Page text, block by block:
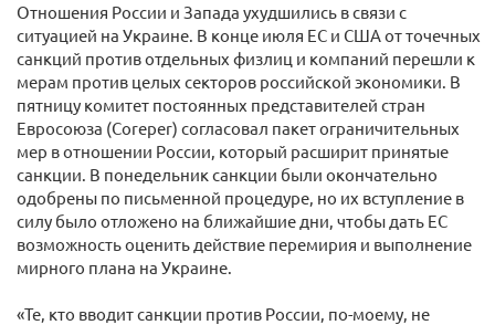
Отношения России и Запада ухудшились в связи с
ситуацией на Украине. В конце июля ЕС и США от точечных
санкций против отдельных физлиц и компаний перешли к
мерам против целых секторов российской экономики. В
пятницу комитет постоянных представителей стран
Евросоюза (Coreper) согласовал пакет ограничительных
мер в отношении России, который расширит принятые
санкции. В понедельник санкции были окончательно
одобрены по письменной процедуре, но их вступление в
силу было отложено на ближайшие дни, чтобы дать ЕС
возможность оценить действие перемирия и выполнение
мирного плана на Украине.
«Те, кто вводит санкции против России, по-моему, не